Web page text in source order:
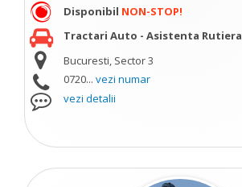
Disponibil NON-STOP!
Tractari Auto - Asistenta Rutiera
Bucuresti, Sector 3
0720... vezi numar
vezi detalii